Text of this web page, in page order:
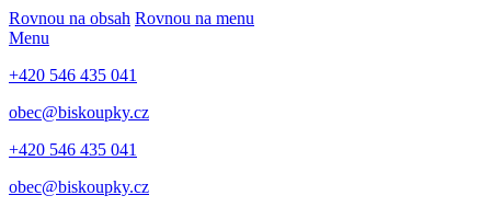
Rovnou na obsah Rovnou na menu
Menu
+420 546 435 041
obec@biskoupky.cz
+420 546 435 041
obec@biskoupky.cz